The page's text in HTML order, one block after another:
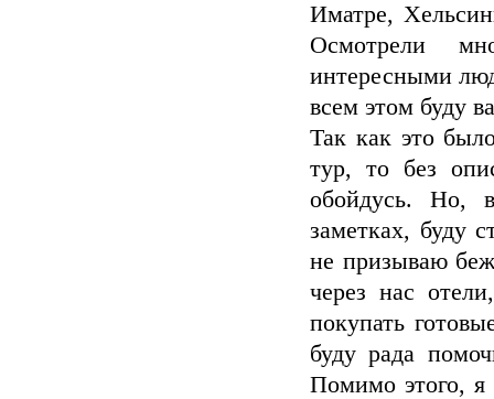
Иматре,
Осмотрели
интересными
всем этом буду
Так как это
тур, то без
обойдусь. Но,
заметках, буду
не призываю
через нас
покупать
буду рада
Помимо этого, я